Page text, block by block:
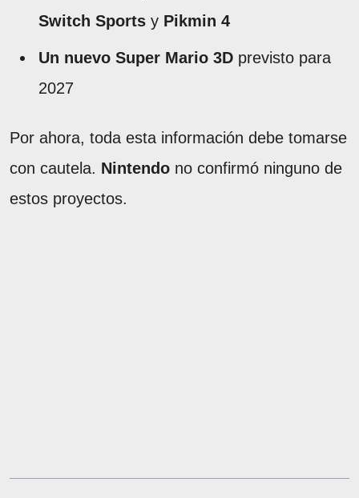
Switch Sports y Pikmin 4
Un nuevo Super Mario 3D previsto para
2027
Por ahora, toda esta información debe tomarse
con cautela. Nintendo no confirmó ninguno de
estos proyectos.